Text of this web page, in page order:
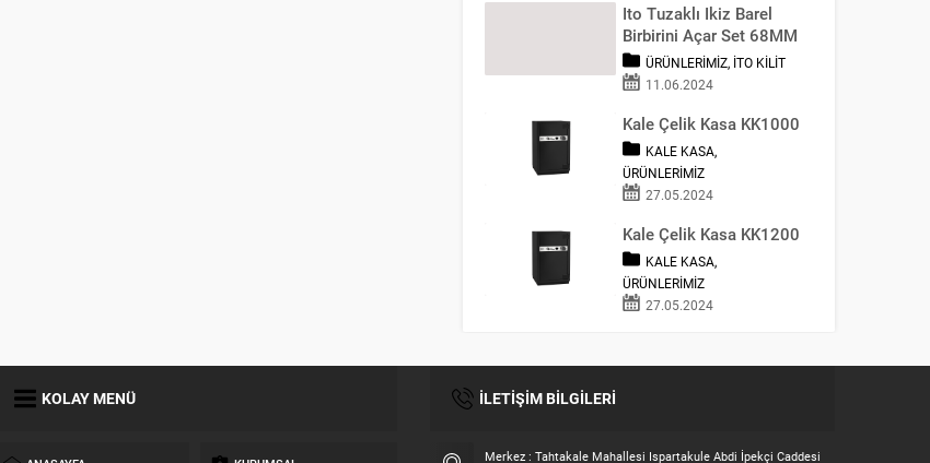
Ito Tuzaklı Ikiz Barel
Birbirini Açar Set 68MM
ÜRÜNLERIMIZ, İTO KILIT
11.06.2024
Kale Çelik Kasa KK1000
KALE KASA,
ÜRÜNLERIMIZ
27.05.2024
Kale Çelik Kasa KK1200
KALE KASA,
ÜRÜNLERIMIZ
27.05.2024
KOLAY MENÜ İLETİŞİM BİLGİLERİ
Merkez : Tahtakale Mahallesi Ispartakule Abdi İpekçi Caddesi